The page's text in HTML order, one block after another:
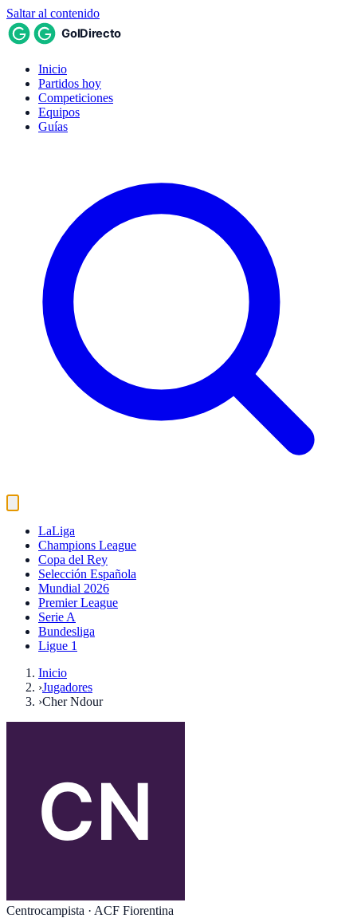
Saltar al contenido
Inicio
Partidos hoy
Competiciones
Equipos
Guías
LaLiga
Champions League
Copa del Rey
Selección Española
Mundial 2026
Premier League
Serie A
Bundesliga
Ligue 1
Inicio
›Jugadores
›Cher Ndour
Centrocampista · ACF Fiorentina